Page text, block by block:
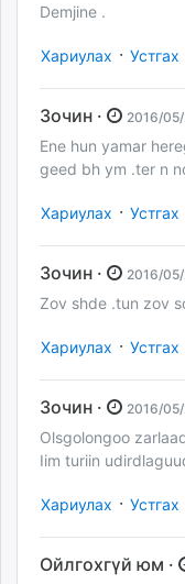
Demjine .
Хариулах · Устгах
Зочин · 2016/
Ene hun yamar
geed bh ym .ter n
Хариулах · Устгах
Зочин · 2016/
Zov shde .tun zov
Хариулах · Устгах
Зочин · 2016/
Olsgolongoo
Iim turiin
Хариулах · Устгах
Ойлгохгүй юм ·